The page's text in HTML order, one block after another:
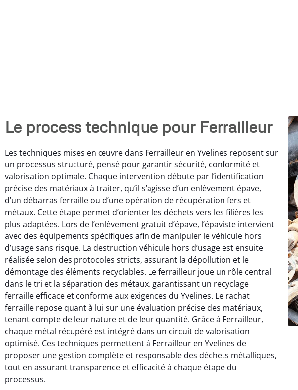
Le process technique pour Ferrailleur
Les techniques mises en œuvre dans Ferrailleur en Yvelines reposent sur
un processus structuré, pensé pour garantir sécurité, conformité et
valorisation optimale. Chaque intervention débute par l’identification
précise des matériaux à traiter, qu’il s’agisse d’un enlèvement épave,
d’un débarras ferraille ou d’une opération de récupération fers et
métaux. Cette étape permet d’orienter les déchets vers les filières les
plus adaptées. Lors de l’enlèvement gratuit d’épave, l’épaviste intervient
avec des équipements spécifiques afin de manipuler le véhicule hors
d’usage sans risque. La destruction véhicule hors d’usage est ensuite
réalisée selon des protocoles stricts, assurant la dépollution et le
démontage des éléments recyclables. Le ferrailleur joue un rôle central
dans le tri et la séparation des métaux, garantissant un recyclage
ferraille efficace et conforme aux exigences du Yvelines. Le rachat
ferraille repose quant à lui sur une évaluation précise des matériaux,
tenant compte de leur nature et de leur quantité. Grâce à Ferrailleur,
chaque métal récupéré est intégré dans un circuit de valorisation
optimisé. Ces techniques permettent à Ferrailleur en Yvelines de
proposer une gestion complète et responsable des déchets métalliques,
tout en assurant transparence et efficacité à chaque étape du
processus.